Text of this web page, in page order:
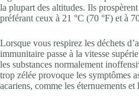
la plupart des altitudes. Ils
préférant ceux à 21 °C (70 °F) et à
Lorsque vous respirez les déchets
immunitaire passe à la vitesse
les substances normalement
trop zélée provoque les symptômes
acariens, comme les éternuements et